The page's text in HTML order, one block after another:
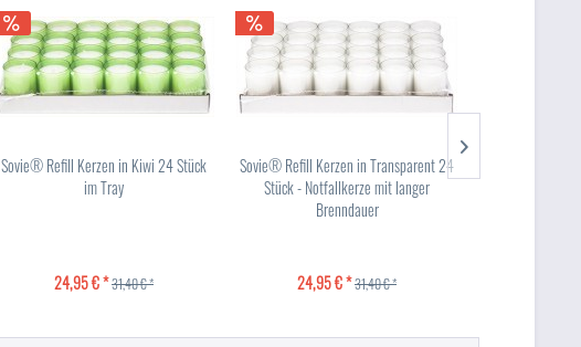
Sovie® Refill Kerzen in Kiwi 24 Stück
im Tray
24,95 € *31,40 € *
Sovie® Refill Kerzen in Transparent 24
Stück - Notfallkerze mit langer
Brenndauer
24,95 € *31,40 € *